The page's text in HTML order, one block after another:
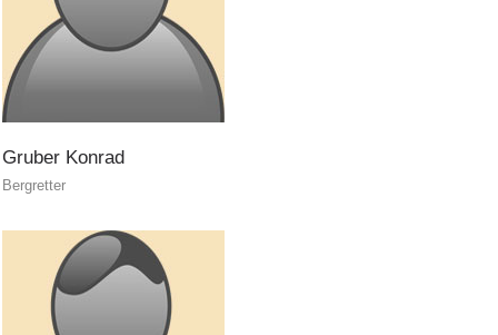
Attuali
Gruber Konrad
Bergretter